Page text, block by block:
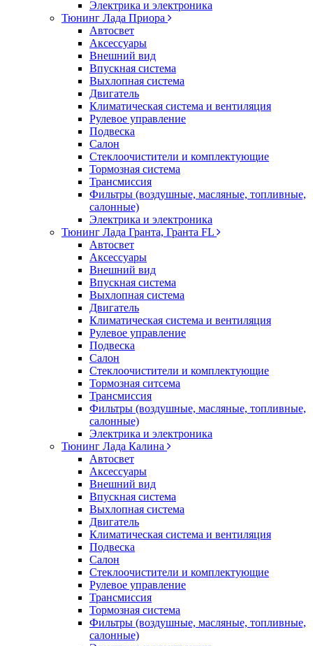
Электрика и электроника
Тюнинг Лада Приора
Автосвет
Аксессуары
Внешний вид
Впускная система
Выхлопная система
Двигатель
Климатическая система и вентиляция
Рулевое управление
Подвеска
Салон
Стеклоочистители и комплектующие
Тормозная система
Трансмиссия
Фильтры (воздушные, масляные, топливные,
салонные)
Электрика и электроника
Тюнинг Лада Гранта, Гранта FL
Автосвет
Аксессуары
Внешний вид
Впускная система
Выхлопная система
Двигатель
Климатическая система и вентиляция
Рулевое управление
Подвеска
Салон
Стеклоочистители и комплектующие
Тормозная ситсема
Трансмиссия
Фильтры (воздушные, масляные, топливные,
салонные)
Электрика и электроника
Тюнинг Лада Калина
Автосвет
Аксессуары
Внешний вид
Впускная система
Выхлопная система
Двигатель
Климатическая система и вентиляция
Подвеска
Салон
Стеклоочистители и комплектующие
Рулевое управление
Трансмиссия
Тормозная система
Фильтры (воздушные, масляные, топливные,
салонные)